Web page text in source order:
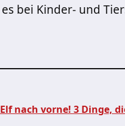
bei Kinder- und
nach vorne! 3 Dinge,